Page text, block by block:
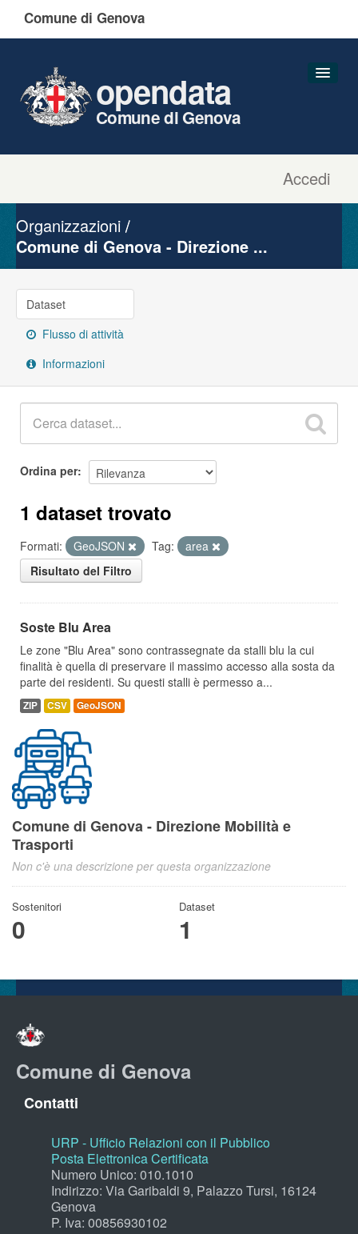
Comune di Genova
Accedi
opendata
Comune di Genova
Gruppi
Organizzazioni
Comune di Genova - Direzione ...
Dataset
Flusso di attività
Informazioni
Ordina per
1 dataset trovato
Formati: GeoJSON Tag:
area
Risultato del Filtro
Soste Blu Area
Le zone "Blu Area" sono contrassegnate da stalli blu la cui
finalità è quella di preservare il massimo accesso alla sosta da
parte dei residenti. Su questi stalli è permesso a...
ZIP CSV GeoJSON
Comune di Genova - Direzione Mobilità e
Trasporti
Non c'è una descrizione per questa organizzazione
Sostenitori
0
Dataset
1
Comune di Genova
Contatti
URP - Ufficio Relazioni con il Pubblico
Posta Elettronica Certificata
Numero Unico: 010.1010
Indirizzo: Via Garibaldi 9, Palazzo Tursi, 16124
Genova
P. Iva: 00856930102